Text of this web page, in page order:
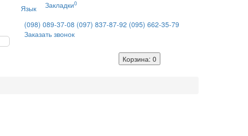
Язык Закладки0
(098) 089-37-08 (097) 837-87-92 (095) 662-35-79
Заказать звонок
Корзина: 0